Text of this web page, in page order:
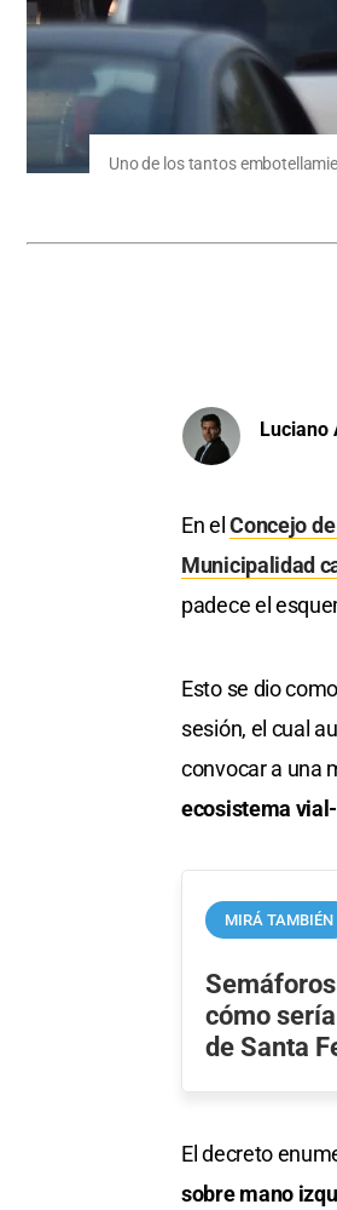
Uno de los tantos
Luciano
En elConcejo
Municipalidad
padece el
Esto se dio
sesión, el cual
convocar a una
ecosistema
MIRÁ TAMBIÉN
cómo
de Santa
El decreto
sobre mano